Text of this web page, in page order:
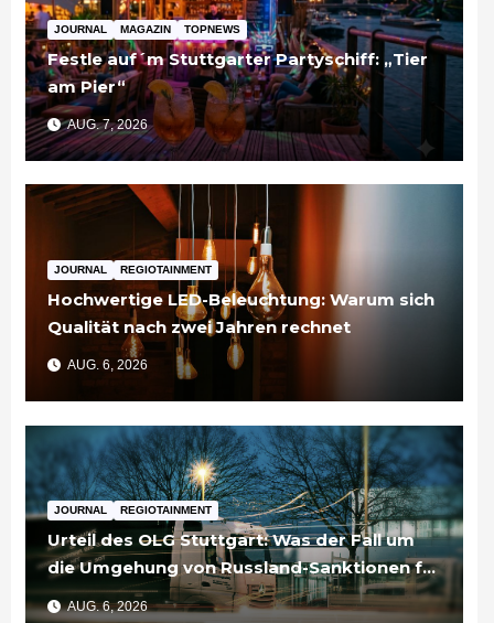
JOURNAL MAGAZIN TOPNEWS
Festle auf´m Stuttgarter Partyschiff: „Tier
am Pier“
AUG. 7, 2026
JOURNAL REGIOTAINMENT
Hochwertige LED-Beleuchtung: Warum sich
Qualität nach zwei Jahren rechnet
AUG. 6, 2026
JOURNAL REGIOTAINMENT
Urteil des OLG Stuttgart: Was der Fall um
die Umgehung von Russland-Sanktionen für
Unternehmen bedeutet
AUG. 6, 2026